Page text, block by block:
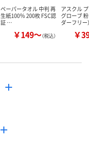
ペーパータオル 中判 再
生紙100％ 200枚 FSC認
証 …
￥149～（税込）
アスクル
グローブ
ダーフリー
￥